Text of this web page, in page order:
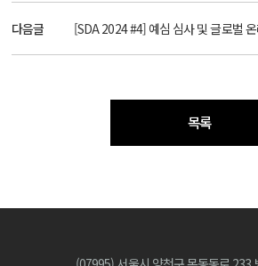
다음글 [SDA 2024 #4] 예심 심사 및 글로벌
목록